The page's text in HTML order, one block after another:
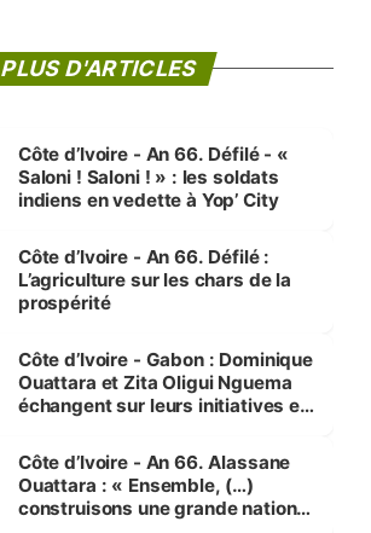
PLUS D'ARTICLES
Côte d’Ivoire - An 66. Défilé - «
Saloni ! Saloni ! » : les soldats
indiens en vedette à Yop’ City
Côte d’Ivoire - An 66. Défilé :
L’agriculture sur les chars de la
prospérité
Côte d’Ivoire - Gabon : Dominique
Ouattara et Zita Oligui Nguema
échangent sur leurs initiatives en
enfants
Côte d’Ivoire - An 66. Alassane
Ouattara : « Ensemble, (…)
construisons une grande nation